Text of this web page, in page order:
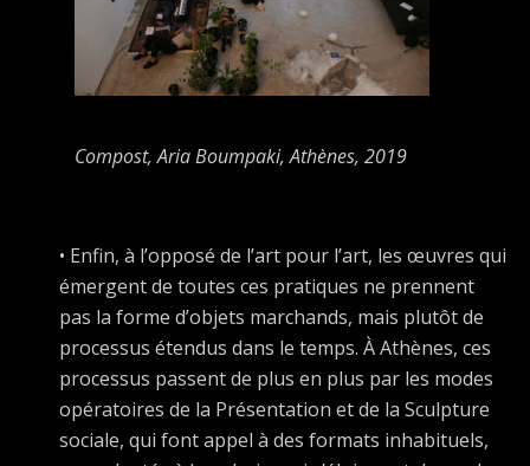
Compost, Aria Boumpaki, Athènes, 2019
• Enfin, à l’opposé de l’art pour l’art, les œuvres qui
émergent de toutes ces pratiques ne prennent
pas la forme d’objets marchands, mais plutôt de
processus étendus dans le temps. À Athènes, ces
processus passent de plus en plus par les modes
opératoires de la Présentation et de la Sculpture
sociale, qui font appel à des formats inhabituels,